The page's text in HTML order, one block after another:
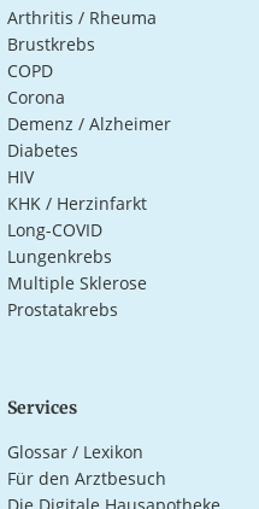
Arthritis / Rheuma
Brustkrebs
COPD
Corona
Demenz / Alzheimer
Diabetes
HIV
KHK / Herzinfarkt
Long-COVID
Lungenkrebs
Multiple Sklerose
Prostatakrebs
Services
Glossar / Lexikon
Für den Arztbesuch
Die Digitale Hausapotheke